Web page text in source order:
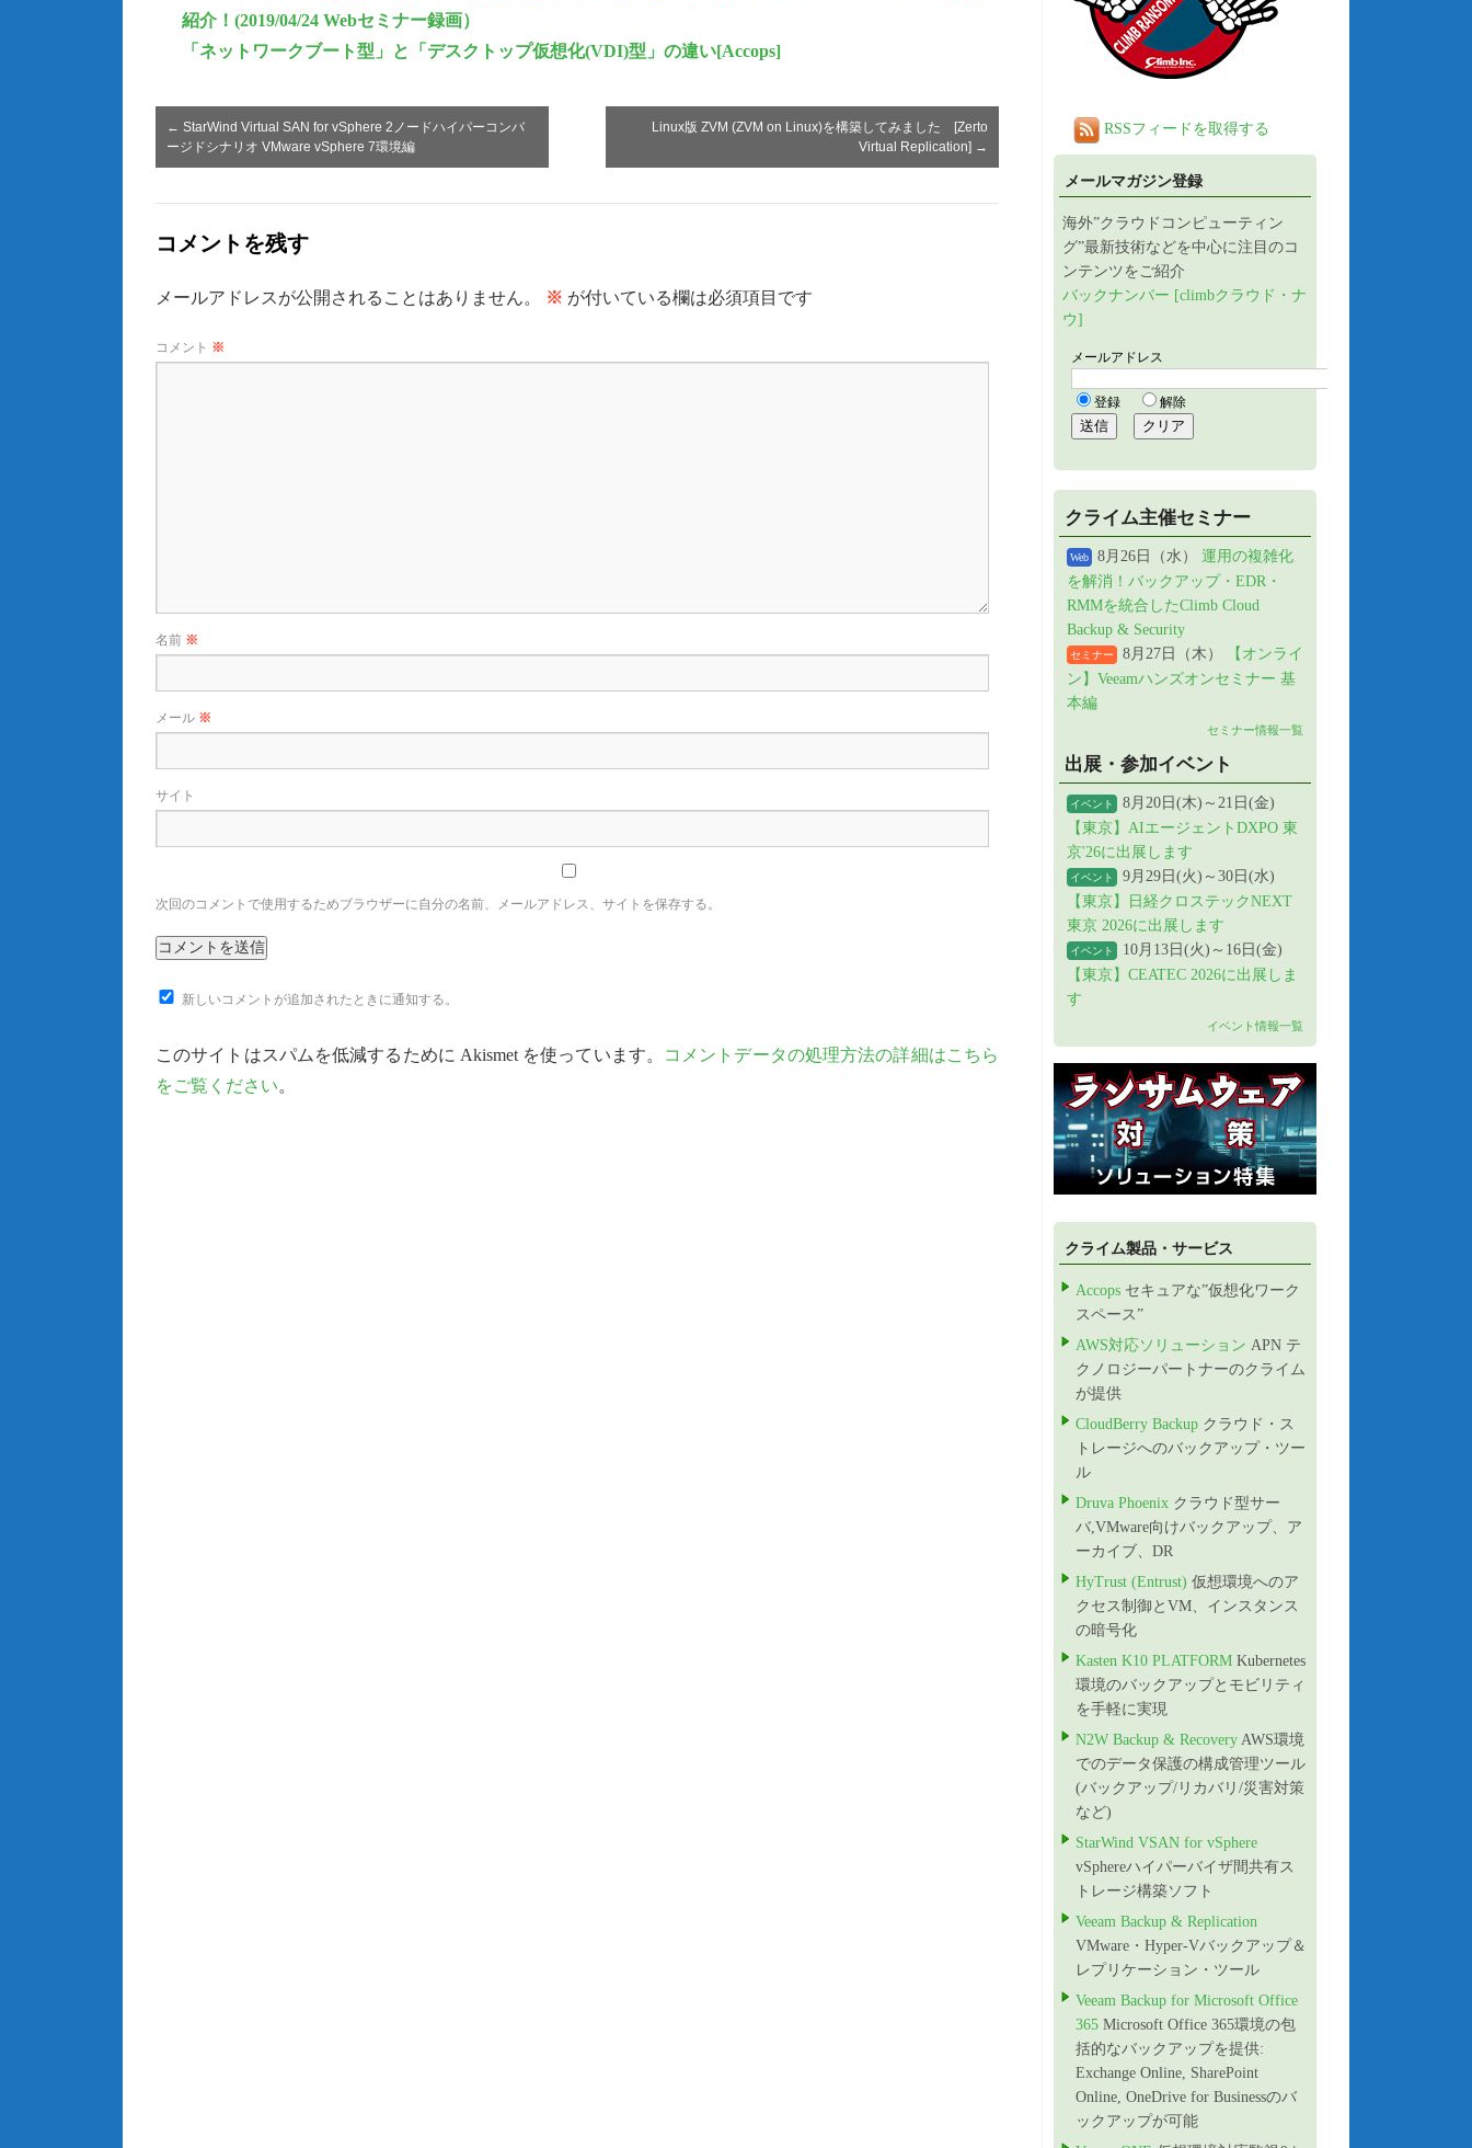
紹介！(2019/04/24 Webセミナー録画）
「ネットワークブート型」と「デスクトップ仮想化(VDI)型」の違い[Accops]
← StarWind Virtual SAN for vSphere 2ノードハイパーコンバ
ージドシナリオ VMware vSphere 7環境編
Linux版 ZVM (ZVM on Linux)を構築してみました [Zerto
Virtual Replication] →
コメントを残す
メールアドレスが公開されることはありません。 ※ が付いている欄は必須項目です
コメント ※
名前 ※
メール ※
サイト
次回のコメントで使用するためブラウザーに自分の名前、メールアドレス、サイトを保存する。
新しいコメントが追加されたときに通知する。
このサイトはスパムを低減するために Akismet を使っています。
コメントデータの処理方法の詳細はこちら
をご覧ください。
RSSフィードを取得する
メールマガジン登録
海外”クラウドコンピューティン
グ”最新技術などを中心に注目のコ
ンテンツをご紹介
バックナンバー [climbクラウド・ナ
ウ]
クライム主催セミナー
Web 8月26日（水） 運用の複雑化
を解消！バックアップ・EDR・
RMMを統合したClimb Cloud
Backup & Security
セミナー 8月27日（木）
【オンライ
ン】Veeamハンズオンセミナー 基
本編
セミナー情報一覧
出展・参加イベント
イベント
8月20日(木)～21日(金)
【東京】AIエージェントDXPO 東
京'26に出展します
イベント
9月29日(火)～30日(水)
【東京】日経クロステックNEXT
東京 2026に出展します
イベント
10月13日(火)～16日(金)
【東京】CEATEC 2026に出展しま
す
イベント情報一覧
クライム製品・サービス
Accops セキュアな”仮想化ワーク
スペース”
AWS対応ソリューション APN テ
クノロジーパートナーのクライム
が提供
CloudBerry Backup クラウド・ス
トレージへのバックアップ・ツー
ル
Druva Phoenix クラウド型サー
バ,VMware向けバックアップ、ア
ーカイブ、DR
HyTrust (Entrust) 仮想環境へのア
クセス制御とVM、インスタンス
の暗号化
Kasten K10 PLATFORM Kubernetes
環境のバックアップとモビリティ
を手軽に実現
N2W Backup & Recovery AWS環境
でのデータ保護の構成管理ツール
(バックアップ/リカバリ/災害対策
など)
StarWind VSAN for vSphere
vSphereハイパーバイザ間共有ス
トレージ構築ソフト
Veeam Backup & Replication
VMware・Hyper-Vバックアップ＆
レプリケーション・ツール
Veeam Backup for Microsoft Office
365 Microsoft Office 365環境の包
括的なバックアップを提供:
Exchange Online, SharePoint
Online, OneDrive for Businessのバ
ックアップが可能